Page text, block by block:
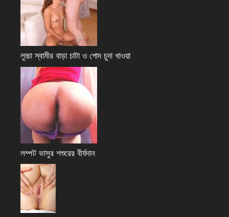
লুচ্চা স্বামীর বাড়া চাটা ও পোদ চুদা খাওয়া
লম্পট ভাসুর শশুরের বীর্যদান